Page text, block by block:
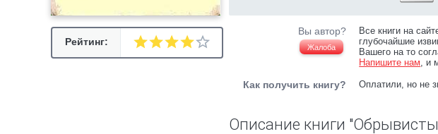
Рейтинг:
Вы автор?
Жалоба
Все книги на
глубочайшие
Вашего на то
Напишите нам, и
Как получить книгу? Оплатили, но не
Описание книги